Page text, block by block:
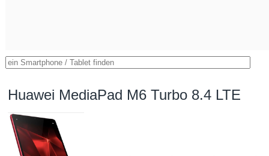
Huawei MediaPad M6 Turbo 8.4 LTE